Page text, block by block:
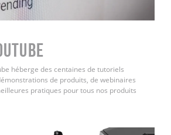
héberge des centaines de tutoriels
de produits, de webinaires
pratiques pour tous nos produits